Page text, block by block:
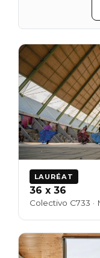
LAURÉAT
36 x 36
Colectivo C733 ·